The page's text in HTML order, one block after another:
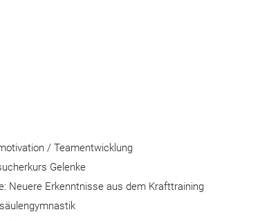
/ Teamentwicklung
Gelenke
Neuere Erkenntnisse aus dem Krafttraining